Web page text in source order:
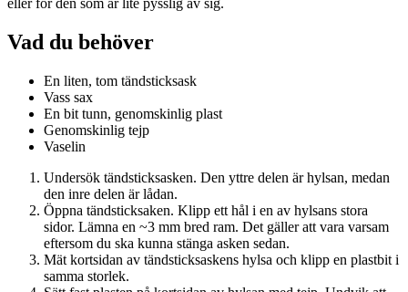
Vad du behöver
En liten, tom tändsticksask
Vass sax
En bit tunn, genomskinlig plast
Genomskinlig tejp
Vaselin
Undersök tändsticksasken. Den yttre delen är hylsan, medan
den inre delen är lådan.
Öppna tändsticksaken. Klipp ett hål i en av hylsans stora
sidor. Lämna en ~3 mm bred ram. Det gäller att vara varsam
eftersom du ska kunna stänga asken sedan.
Mät kortsidan av tändsticksaskens hylsa och klipp en plastbit i
samma storlek.